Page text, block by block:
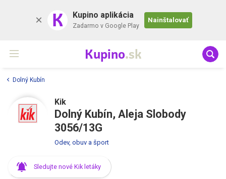
K Kupino aplikácia
Zadarmo v Google Play
Nainštalovať
Kupino.sk
Dolný Kubín
Kik
Dolný Kubín, Aleja Slobody
3056/13G
Odev, obuv a šport
Sledujte nové Kik letáky